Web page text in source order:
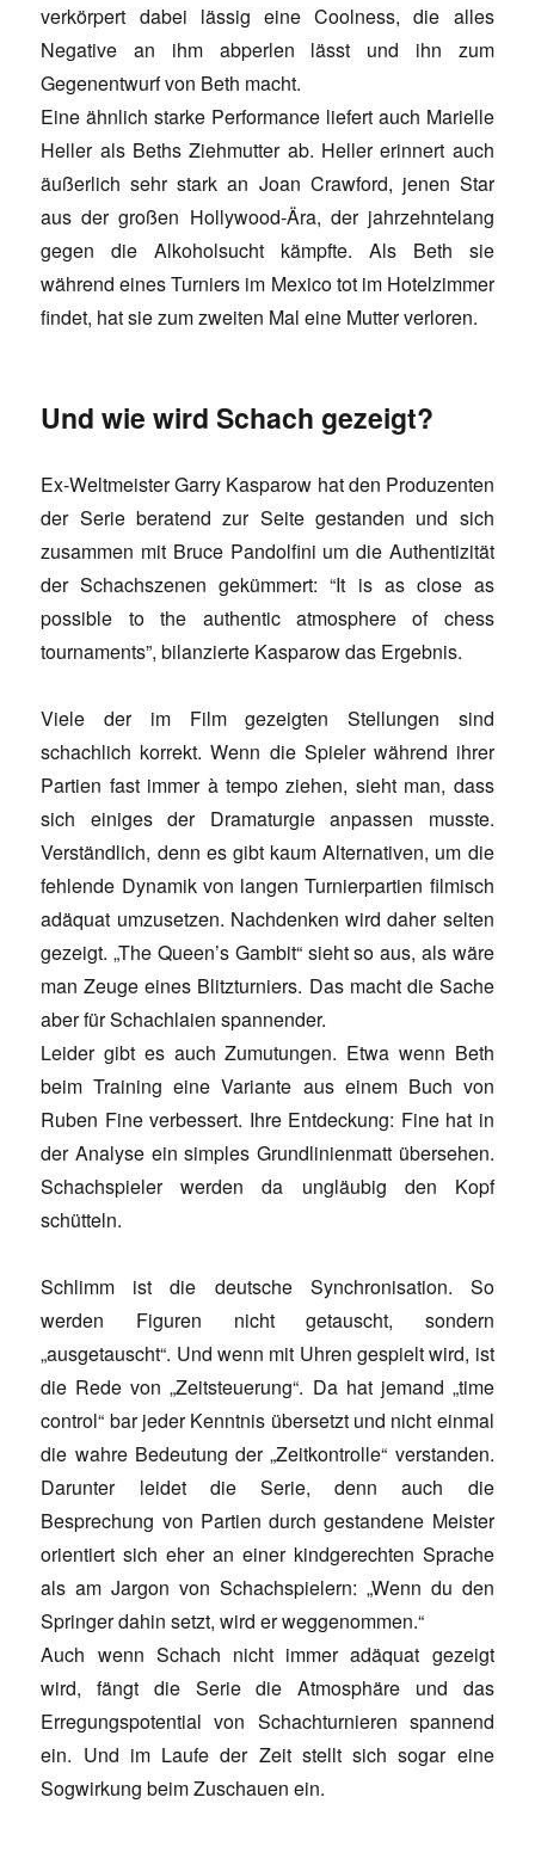
verkörpert dabei lässig eine Coolness, die alles
Negative an ihm abperlen lässt und ihn zum
Gegenentwurf von Beth macht.
Eine ähnlich starke Performance liefert auch Marielle
Heller als Beths Ziehmutter ab. Heller erinnert auch
äußerlich sehr stark an Joan Crawford, jenen Star
aus der großen Hollywood-Ära, der jahrzehntelang
gegen die Alkoholsucht kämpfte. Als Beth sie
während eines Turniers im Mexico tot im Hotelzimmer
findet, hat sie zum zweiten Mal eine Mutter verloren.
Und wie wird Schach gezeigt?
Ex-Weltmeister Garry Kasparow hat den Produzenten
der Serie beratend zur Seite gestanden und sich
zusammen mit Bruce Pandolfini um die Authentizität
der Schachszenen gekümmert: “It is as close as
possible to the authentic atmosphere of chess
tournaments”, bilanzierte Kasparow das Ergebnis.
Viele der im Film gezeigten Stellungen sind
schachlich korrekt. Wenn die Spieler während ihrer
Partien fast immer à tempo ziehen, sieht man, dass
sich einiges der Dramaturgie anpassen musste.
Verständlich, denn es gibt kaum Alternativen, um die
fehlende Dynamik von langen Turnierpartien filmisch
adäquat umzusetzen. Nachdenken wird daher selten
gezeigt. „The Queen’s Gambit“ sieht so aus, als wäre
man Zeuge eines Blitzturniers. Das macht die Sache
aber für Schachlaien spannender.
Leider gibt es auch Zumutungen. Etwa wenn Beth
beim Training eine Variante aus einem Buch von
Ruben Fine verbessert. Ihre Entdeckung: Fine hat in
der Analyse ein simples Grundlinienmatt übersehen.
Schachspieler werden da ungläubig den Kopf
schütteln.
Schlimm ist die deutsche Synchronisation. So
werden Figuren nicht getauscht, sondern
„ausgetauscht“. Und wenn mit Uhren gespielt wird, ist
die Rede von „Zeitsteuerung“. Da hat jemand „time
control“ bar jeder Kenntnis übersetzt und nicht einmal
die wahre Bedeutung der „Zeitkontrolle“ verstanden.
Darunter leidet die Serie, denn auch die
Besprechung von Partien durch gestandene Meister
orientiert sich eher an einer kindgerechten Sprache
als am Jargon von Schachspielern: „Wenn du den
Springer dahin setzt, wird er weggenommen.“
Auch wenn Schach nicht immer adäquat gezeigt
wird, fängt die Serie die Atmosphäre und das
Erregungspotential von Schachturnieren spannend
ein. Und im Laufe der Zeit stellt sich sogar eine
Sogwirkung beim Zuschauen ein.